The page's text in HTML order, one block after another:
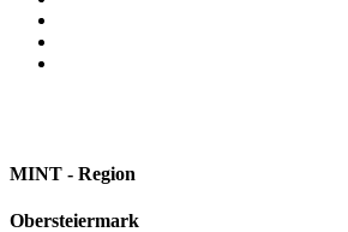
MINT - Region
Obersteiermark